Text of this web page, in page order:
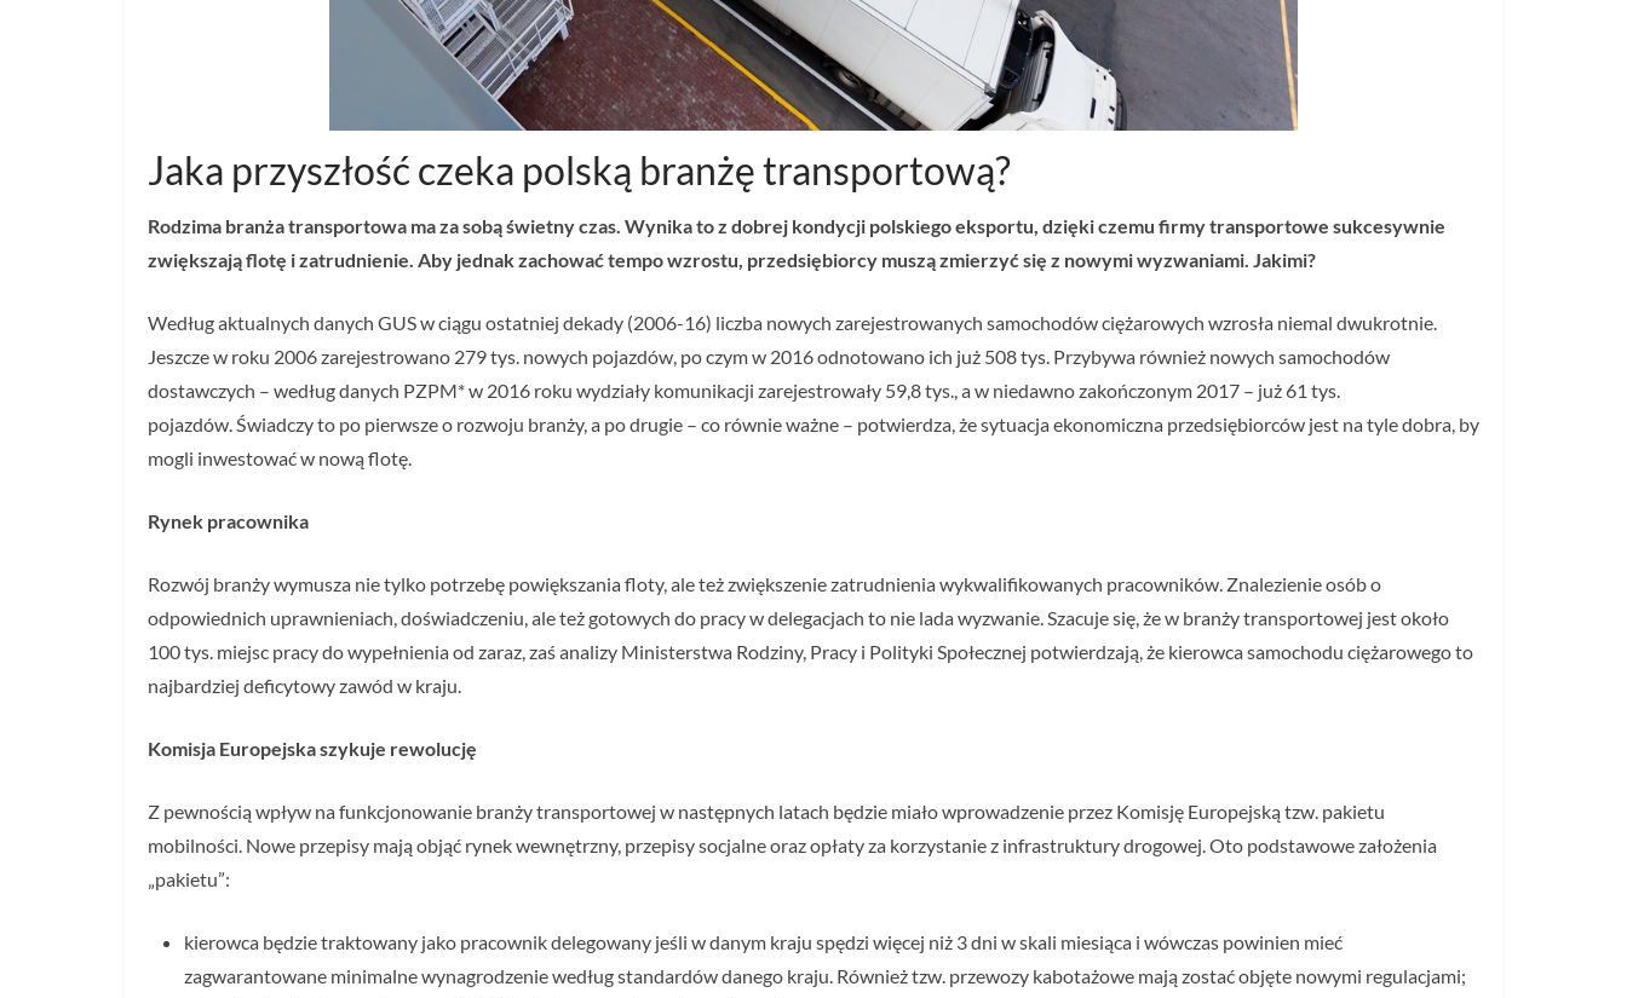
Jaka przyszłość czeka polską branżę transportową?
Rodzima branża transportowa ma za sobą świetny czas. Wynika to z dobrej kondycji polskiego eksportu, dzięki czemu firmy transportowe sukcesywnie
zwiększają flotę i zatrudnienie. Aby jednak zachować tempo wzrostu, przedsiębiorcy muszą zmierzyć się z nowymi wyzwaniami. Jakimi?
Według aktualnych danych GUS w ciągu ostatniej dekady (2006-16) liczba nowych zarejestrowanych samochodów ciężarowych wzrosła niemal dwukrotnie.
Jeszcze w roku 2006 zarejestrowano 279 tys. nowych pojazdów, po czym w 2016 odnotowano ich już 508 tys. Przybywa również nowych samochodów
dostawczych – według danych PZPM* w 2016 roku wydziały komunikacji zarejestrowały 59,8 tys., a w niedawno zakończonym 2017 – już 61 tys.
pojazdów. Świadczy to po pierwsze o rozwoju branży, a po drugie – co równie ważne – potwierdza, że sytuacja ekonomiczna przedsiębiorców jest na tyle dobra, by
mogli inwestować w nową flotę.
Rynek pracownika
Rozwój branży wymusza nie tylko potrzebę powiększania floty, ale też zwiększenie zatrudnienia wykwalifikowanych pracowników. Znalezienie osób o
odpowiednich uprawnieniach, doświadczeniu, ale też gotowych do pracy w delegacjach to nie lada wyzwanie. Szacuje się, że w branży transportowej jest około
100 tys. miejsc pracy do wypełnienia od zaraz, zaś analizy Ministerstwa Rodziny, Pracy i Polityki Społecznej potwierdzają, że kierowca samochodu ciężarowego to
najbardziej deficytowy zawód w kraju.
Komisja Europejska szykuje rewolucję
Z pewnością wpływ na funkcjonowanie branży transportowej w następnych latach będzie miało wprowadzenie przez Komisję Europejską tzw. pakietu
mobilności. Nowe przepisy mają objąć rynek wewnętrzny, przepisy socjalne oraz opłaty za korzystanie z infrastruktury drogowej. Oto podstawowe założenia
„pakietu”:
kierowca będzie traktowany jako pracownik delegowany jeśli w danym kraju spędzi więcej niż 3 dni w skali miesiąca i wówczas powinien mieć
zagwarantowane minimalne wynagrodzenie według standardów danego kraju. Również tzw. przewozy kabotażowe mają zostać objęte nowymi regulacjami;